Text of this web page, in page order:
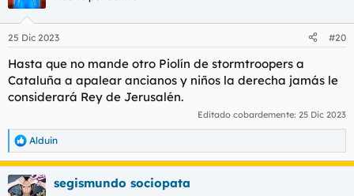
25 Dic 2023 #20
Hasta que no mande otro Piolín de stormtroopers a
Cataluña a apalear ancianos y niños la derecha jamás le
considerará Rey de Jerusalén.
Editado cobardemente: 25 Dic 2023
R
e
a
c
Alduin
segismundo sociopata